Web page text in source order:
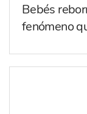
Bebés
fenómeno